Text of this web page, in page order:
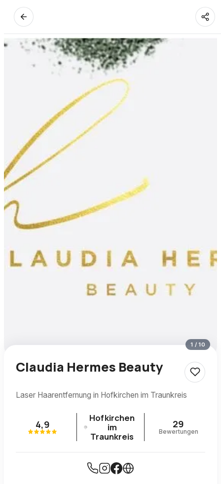
1 /10
Claudia Hermes Beauty
Laser Haarentfernung in Hofkirchen im Traunkreis
4,9
Hofkirchen
im
Traunkreis
29
Bewertungen